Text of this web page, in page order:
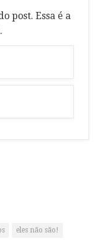
post. Essa é a
eles não são!